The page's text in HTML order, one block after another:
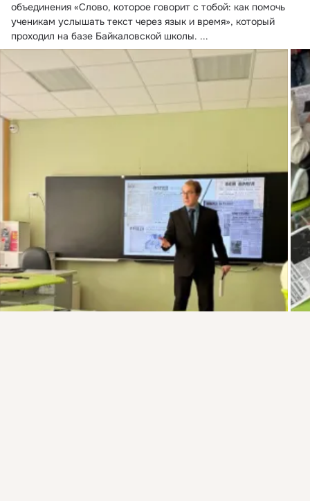
объединения «Слово, которое говорит с тобой: как помочь
ученикам услышать текст через язык и время», который
проходил на базе Байкаловской школы. ...